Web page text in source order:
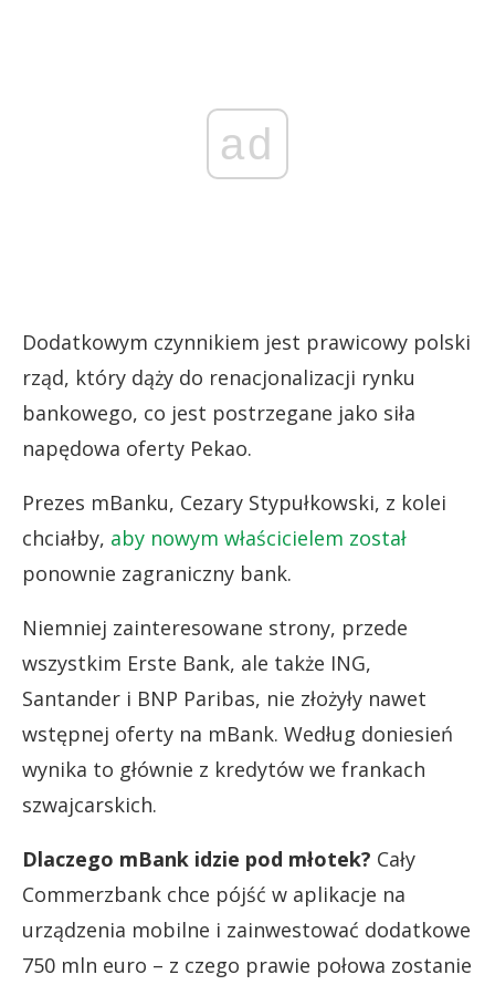
ad
Dodatkowym czynnikiem jest prawicowy polski
rząd, który dąży do renacjonalizacji rynku
bankowego, co jest postrzegane jako siła
napędowa oferty Pekao.
Prezes mBanku, Cezary Stypułkowski, z kolei
chciałby, aby nowym właścicielem został
ponownie zagraniczny bank.
Niemniej zainteresowane strony, przede
wszystkim Erste Bank, ale także ING,
Santander i BNP Paribas, nie złożyły nawet
wstępnej oferty na mBank. Według doniesień
wynika to głównie z kredytów we frankach
szwajcarskich.
Dlaczego mBank idzie pod młotek? Cały
Commerzbank chce pójść w aplikacje na
urządzenia mobilne i zainwestować dodatkowe
750 mln euro – z czego prawie połowa zostanie